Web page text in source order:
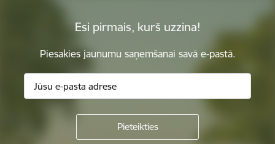
Esi pirmais, kurš uzzina!
Piesakies jaunumu saņemšanai savā e-pastā.